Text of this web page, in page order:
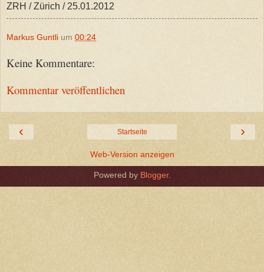
ZRH / Zürich / 25.01.2012
Markus Guntli um 00:24
Keine Kommentare:
Kommentar veröffentlichen
‹ ›
Startseite
Web-Version anzeigen
Powered by Blogger.